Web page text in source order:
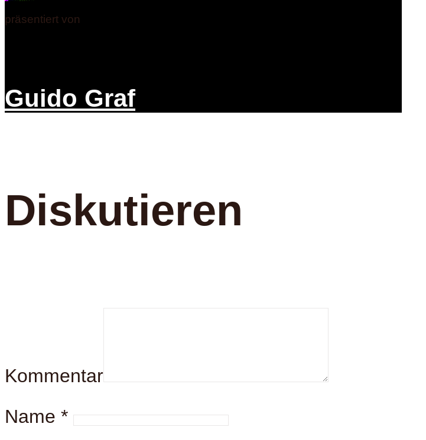
präsentiert von
Guido Graf
Diskutieren
Kommentar
Name *